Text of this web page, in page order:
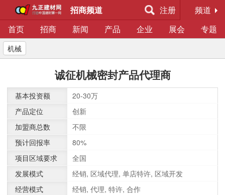
招商频道 注册
频道
首页
招商 新闻 产品 企业 展会 专题
机械
诚征机械密封产品代理商
基本投资额
20-30万
产品定位
创新
加盟商总数
不限
预计回报率
80%
项目区域要求
全国
发展模式
经销, 区域代理, 单店特许, 区域开发
经营模式
经销, 代理, 特许, 合作